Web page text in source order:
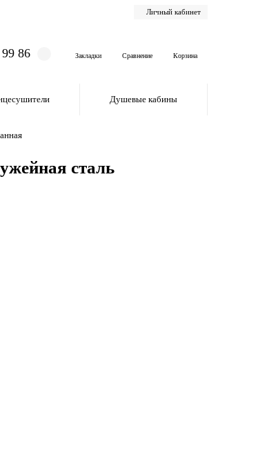
Личный кабинет
86 Закладки Сравнение Корзина
Душевые кабины
сталь